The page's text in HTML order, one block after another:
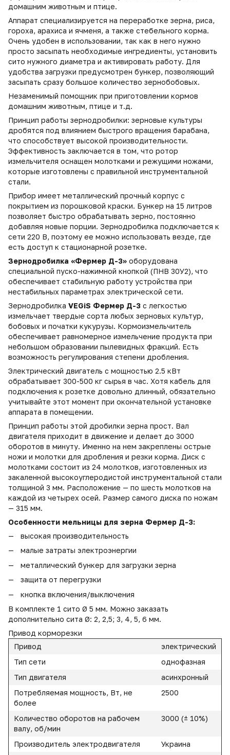
домашним животным и птице.
Аппарат специализируется на переработке зерна, риса,
гороха, арахиса и ячменя, а также стебельного корма.
Очень удобен в использовании, так как в него нужно
просто засыпать необходимые ингредиенты, установить
сито нужного диаметра и активировать работу. Для
удобства загрузки предусмотрен бункер, позволяющий
засыпать сразу большое количество зернобобовых.
Незаменимый помощник при приготовлении кормов
домашним животным, птице и т.д.
Принцип работы зернодробилки: зерновые культуры
дробятся под влиянием быстрого вращения барабана,
что способствует высокой производительности.
Эффективность заключается в том, что ротор
измельчителя оснащен молотками и режущими ножами,
которые изготовлены с правильной инструментальной
стали.
Прибор имеет металлический прочный корпус с
покрытием из порошковой краски. Бункер на 15 литров
позволяет быстро обрабатывать зерно, постоянно
добавляя новые порции. Зернодробилка подключается к
сети 220 В, поэтому ее можно использовать везде, где
есть доступ к стационарной розетке.
Зернодробилка «Фермер Д-3» оборудована
специальной пуско-нажимной кнопкой (ПНВ 30У2), что
обеспечивает стабильную работу устройства при
нестабильных параметрах электрической сети.
Зернодробилка VEGiS Фермер Д-3 с легкостью
измельчает твердые сорта любых зерновых культур,
бобовых и початки кукурузы. Кормоизмельчитель
обеспечивает равномерное измельчение продукта при
небольшом образовании пылевидных фракций. Есть
возможность регулирования степени дробления.
Электрический двигатель с мощностью 2.5 кВт
обрабатывает 300-500 кг сырья в час. Хотя кабель для
подключения к розетке довольно длинный, обязательно
учитывайте этот момент при окончательной установке
аппарата в помещении.
Принцип работы этой дробилки зерна прост. Вал
двигателя приходит в движение и делает до 3000
оборотов в минуту. Именно на нем закреплены острые
ножи и молотки для дробления и резки корма. Диск с
молотками состоит из 24 молотков, изготовленных из
закаленной высокоуглеродистой инструментальной стали
толщиной 3 мм. Расположение — по шесть молотков на
каждой из четырех осей. Размер самого диска по ножам
— 315 мм.
Особенности мельницы для зерна Фермер Д-3:
высокая производительность
малые затраты электроэнергии
металлический бункер для загрузки зерна
защита от перегрузки
кнопка включения/выключения
В комплекте 1 сито Ø 5 мм. Можно заказать
дополнительно сита Ø: 2, 2,5; 3, 4, 5, 6 мм.
Привод корморезки
Привод
электрический
Тип сети
однофазная
Тип двигателя
асинхронный
Потребляемая мощность, Вт, не
более
2500
Количество оборотов на рабочем
валу, об/мин
3000 (± 10%)
Производитель электродвигателя
Украина